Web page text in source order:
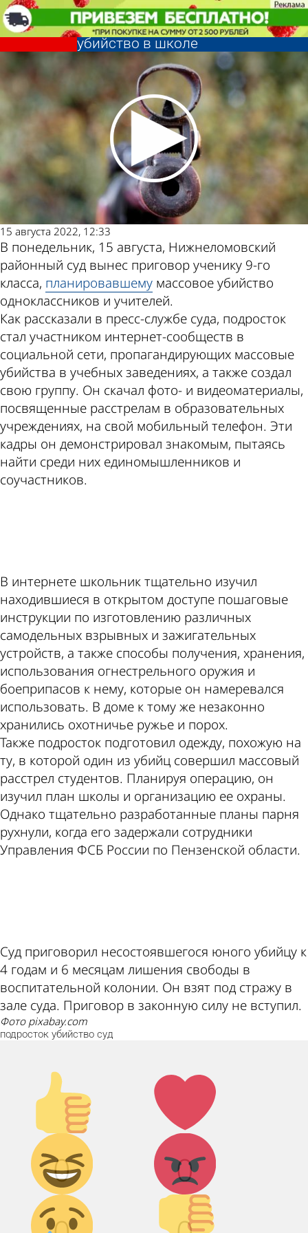
Нижнеломовский подросток
хотел устроить массовое
убийство в школе
Криминал
15 августа 2022, 12:33
В понедельник, 15 августа, Нижнеломовский
районный суд вынес приговор ученику 9-го
класса, планировавшему массовое убийство
одноклассников и учителей.
Как рассказали в пресс-службе суда, подросток
стал участником интернет-сообществ в
социальной сети, пропагандирующих массовые
убийства в учебных заведениях, а также создал
свою группу. Он скачал фото- и видеоматериалы,
посвященные расстрелам в образовательных
учреждениях, на свой мобильный телефон. Эти
кадры он демонстрировал знакомым, пытаясь
найти среди них единомышленников и
соучастников.
В интернете школьник тщательно изучил
находившиеся в открытом доступе пошаговые
инструкции по изготовлению различных
самодельных взрывных и зажигательных
устройств, а также способы получения, хранения,
использования огнестрельного оружия и
боеприпасов к нему, которые он намеревался
использовать. В доме к тому же незаконно
хранились охотничье ружье и порох.
Также подросток подготовил одежду, похожую на
ту, в которой один из убийц совершил массовый
расстрел студентов. Планируя операцию, он
изучил план школы и организацию ее охраны.
Однако тщательно разработанные планы парня
рухнули, когда его задержали сотрудники
Управления ФСБ России по Пензенской области.
Суд приговорил несостоявшегося юного убийцу к
4 годам и 6 месяцам лишения свободы в
воспитательной колонии. Он взят под стражу в
зале суда. Приговор в законную силу не вступил.
фото pixabay.com
подросток убийство суд
Палец
вверх!
0
Лайк!
0
Дикий
смех!
Агрессия!
Грусть :(
Палец
вниз!
Нижнеломовский подросток
хотел устроить массовое
убийство в школе
Другие
новости по
теме
Погода и
курсы валют в
Пензе